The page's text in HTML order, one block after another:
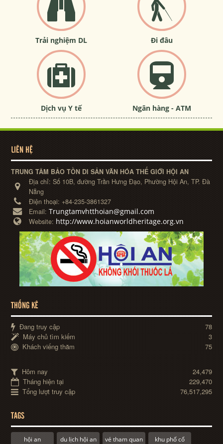
Trải nghiệm DL Đi đâu
Dịch vụ Y tế Ngân hàng - ATM
LIÊN HỆ
TRUNG TÂM BẢO TỒN DI SẢN VĂN HÓA THẾ GIỚI HỘI AN
Địa chỉ:Số 10B, đường Trần Hưng Đạo, Phường Hội An, TP. Đà
Nẵng
Điện thoại: +84-235-3861327
Email:Trungtamvhtthoian@gmail.com
Website: http://www.hoianworldheritage.org.vn
THỐNG KÊ
Đang truy cập
78
Máy chủ tìm kiếm
3
Khách viếng thăm
75
Hôm nay
24,479
Tháng hiện tại
229,470
Tổng lượt truy cập
76,517,295
TAGS
hội an du lịch hội an vé tham quan khu phố cổ